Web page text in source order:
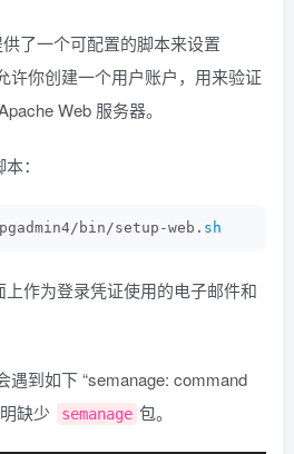
了一个可配置的脚本来设置
许你创建一个用户账户，用来验证
Web 服务器。
：
bin/setup-web. sh
作为登录凭证使用的电子邮件和
遇到如下 “semanage: command
缺少
semanage 包。